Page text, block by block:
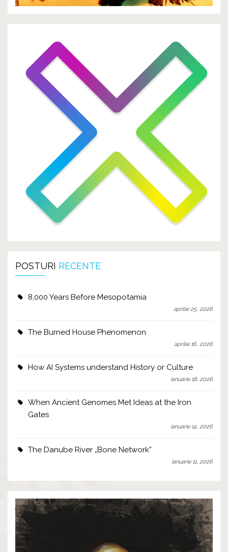
POSTURI RECENTE
8,000 Years Before Mesopotamia
aprilie 25, 2026
The Burned House Phenomenon
aprilie 16, 2026
How AI Systems understand History or Culture
ianuarie 18, 2026
When Ancient Genomes Met Ideas at the Iron
Gates
ianuarie 14, 2026
The Danube River „Bone Network”
ianuarie 11, 2026